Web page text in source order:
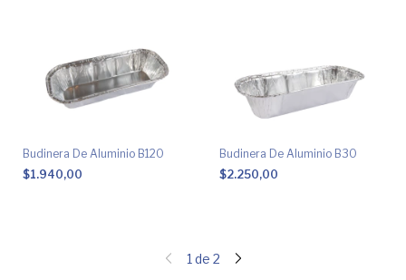
Budinera De Aluminio B120
$1.940,00
Budinera De Aluminio B30
$2.250,00
1 de 2